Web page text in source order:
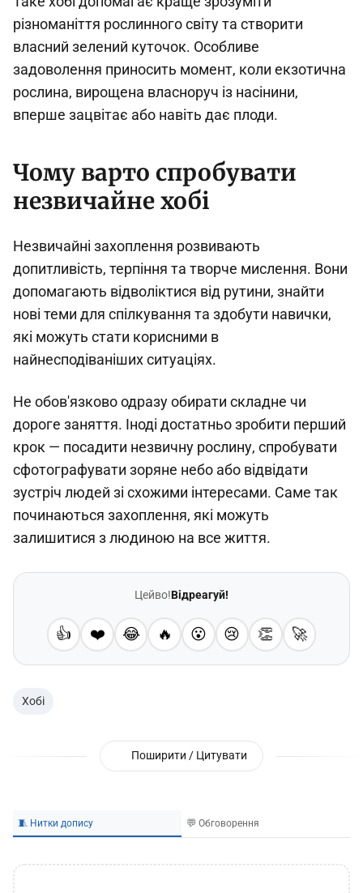
різноманіття рослинного світу та створити
власний зелений куточок. Особливе
задоволення приносить момент, коли екзотична
рослина, вирощена власноруч із насінини,
вперше зацвітає або навіть дає плоди.
Чому варто спробувати
незвичайне хобі
Незвичайні захоплення розвивають
допитливість, терпіння та творче мислення. Вони
допомагають відволіктися від рутини, знайти
нові теми для спілкування та здобути навички,
які можуть стати корисними в
найнесподіваніших ситуаціях.
Не обов'язково одразу обирати складне чи
дороге заняття. Іноді достатньо зробити перший
крок — посадити незвичну рослину, спробувати
сфотографувати зоряне небо або відвідати
зустріч людей зі схожими інтересами. Саме так
починаються захоплення, які можуть
залишитися з людиною на все життя.
Цейво!Відреагуй!
👍 ❤️ 😂 🔥 😮 😢 👏 🚀
Хобі
Поширити / Цитувати
🧵 Нитки допису 💬 Обговорення